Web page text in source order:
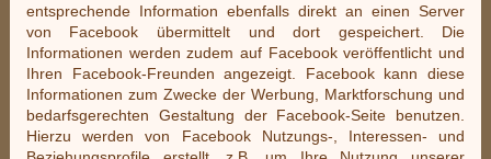
entsprechende Information ebenfalls direkt an einen Server
von Facebook übermittelt und dort gespeichert. Die
Informationen werden zudem auf Facebook veröffentlicht und
Ihren Facebook-Freunden angezeigt. Facebook kann diese
Informationen zum Zwecke der Werbung, Marktforschung und
bedarfsgerechten Gestaltung der Facebook-Seite benutzen.
Hierzu werden von Facebook Nutzungs-, Interessen- und